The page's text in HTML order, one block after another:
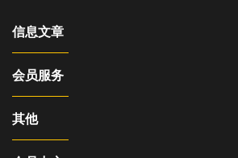
信息文章
会员服务
其他